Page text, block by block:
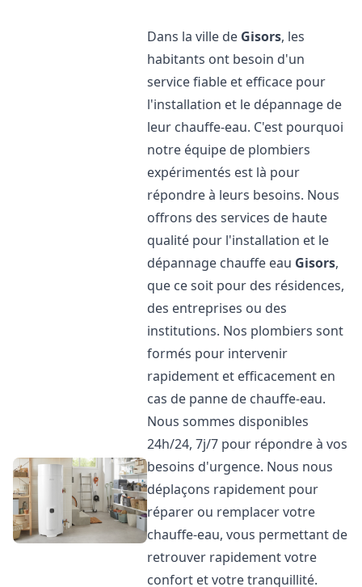
Dans la ville de Gisors, les
habitants ont besoin d'un
service fiable et efficace pour
l'installation et le dépannage de
leur chauffe-eau. C'est pourquoi
notre équipe de plombiers
expérimentés est là pour
répondre à leurs besoins. Nous
offrons des services de haute
qualité pour l'installation et le
dépannage chauffe eau Gisors,
que ce soit pour des résidences,
des entreprises ou des
institutions. Nos plombiers sont
formés pour intervenir
rapidement et efficacement en
cas de panne de chauffe-eau.
Nous sommes disponibles
24h/24, 7j/7 pour répondre à vos
besoins d'urgence. Nous nous
déplaçons rapidement pour
réparer ou remplacer votre
chauffe-eau, vous permettant de
retrouver rapidement votre
confort et votre tranquillité.